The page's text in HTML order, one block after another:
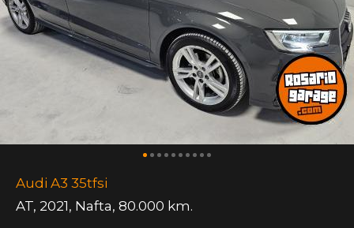
Audi A3 35tfsi
AT, 2021, Nafta, 80.000 km.